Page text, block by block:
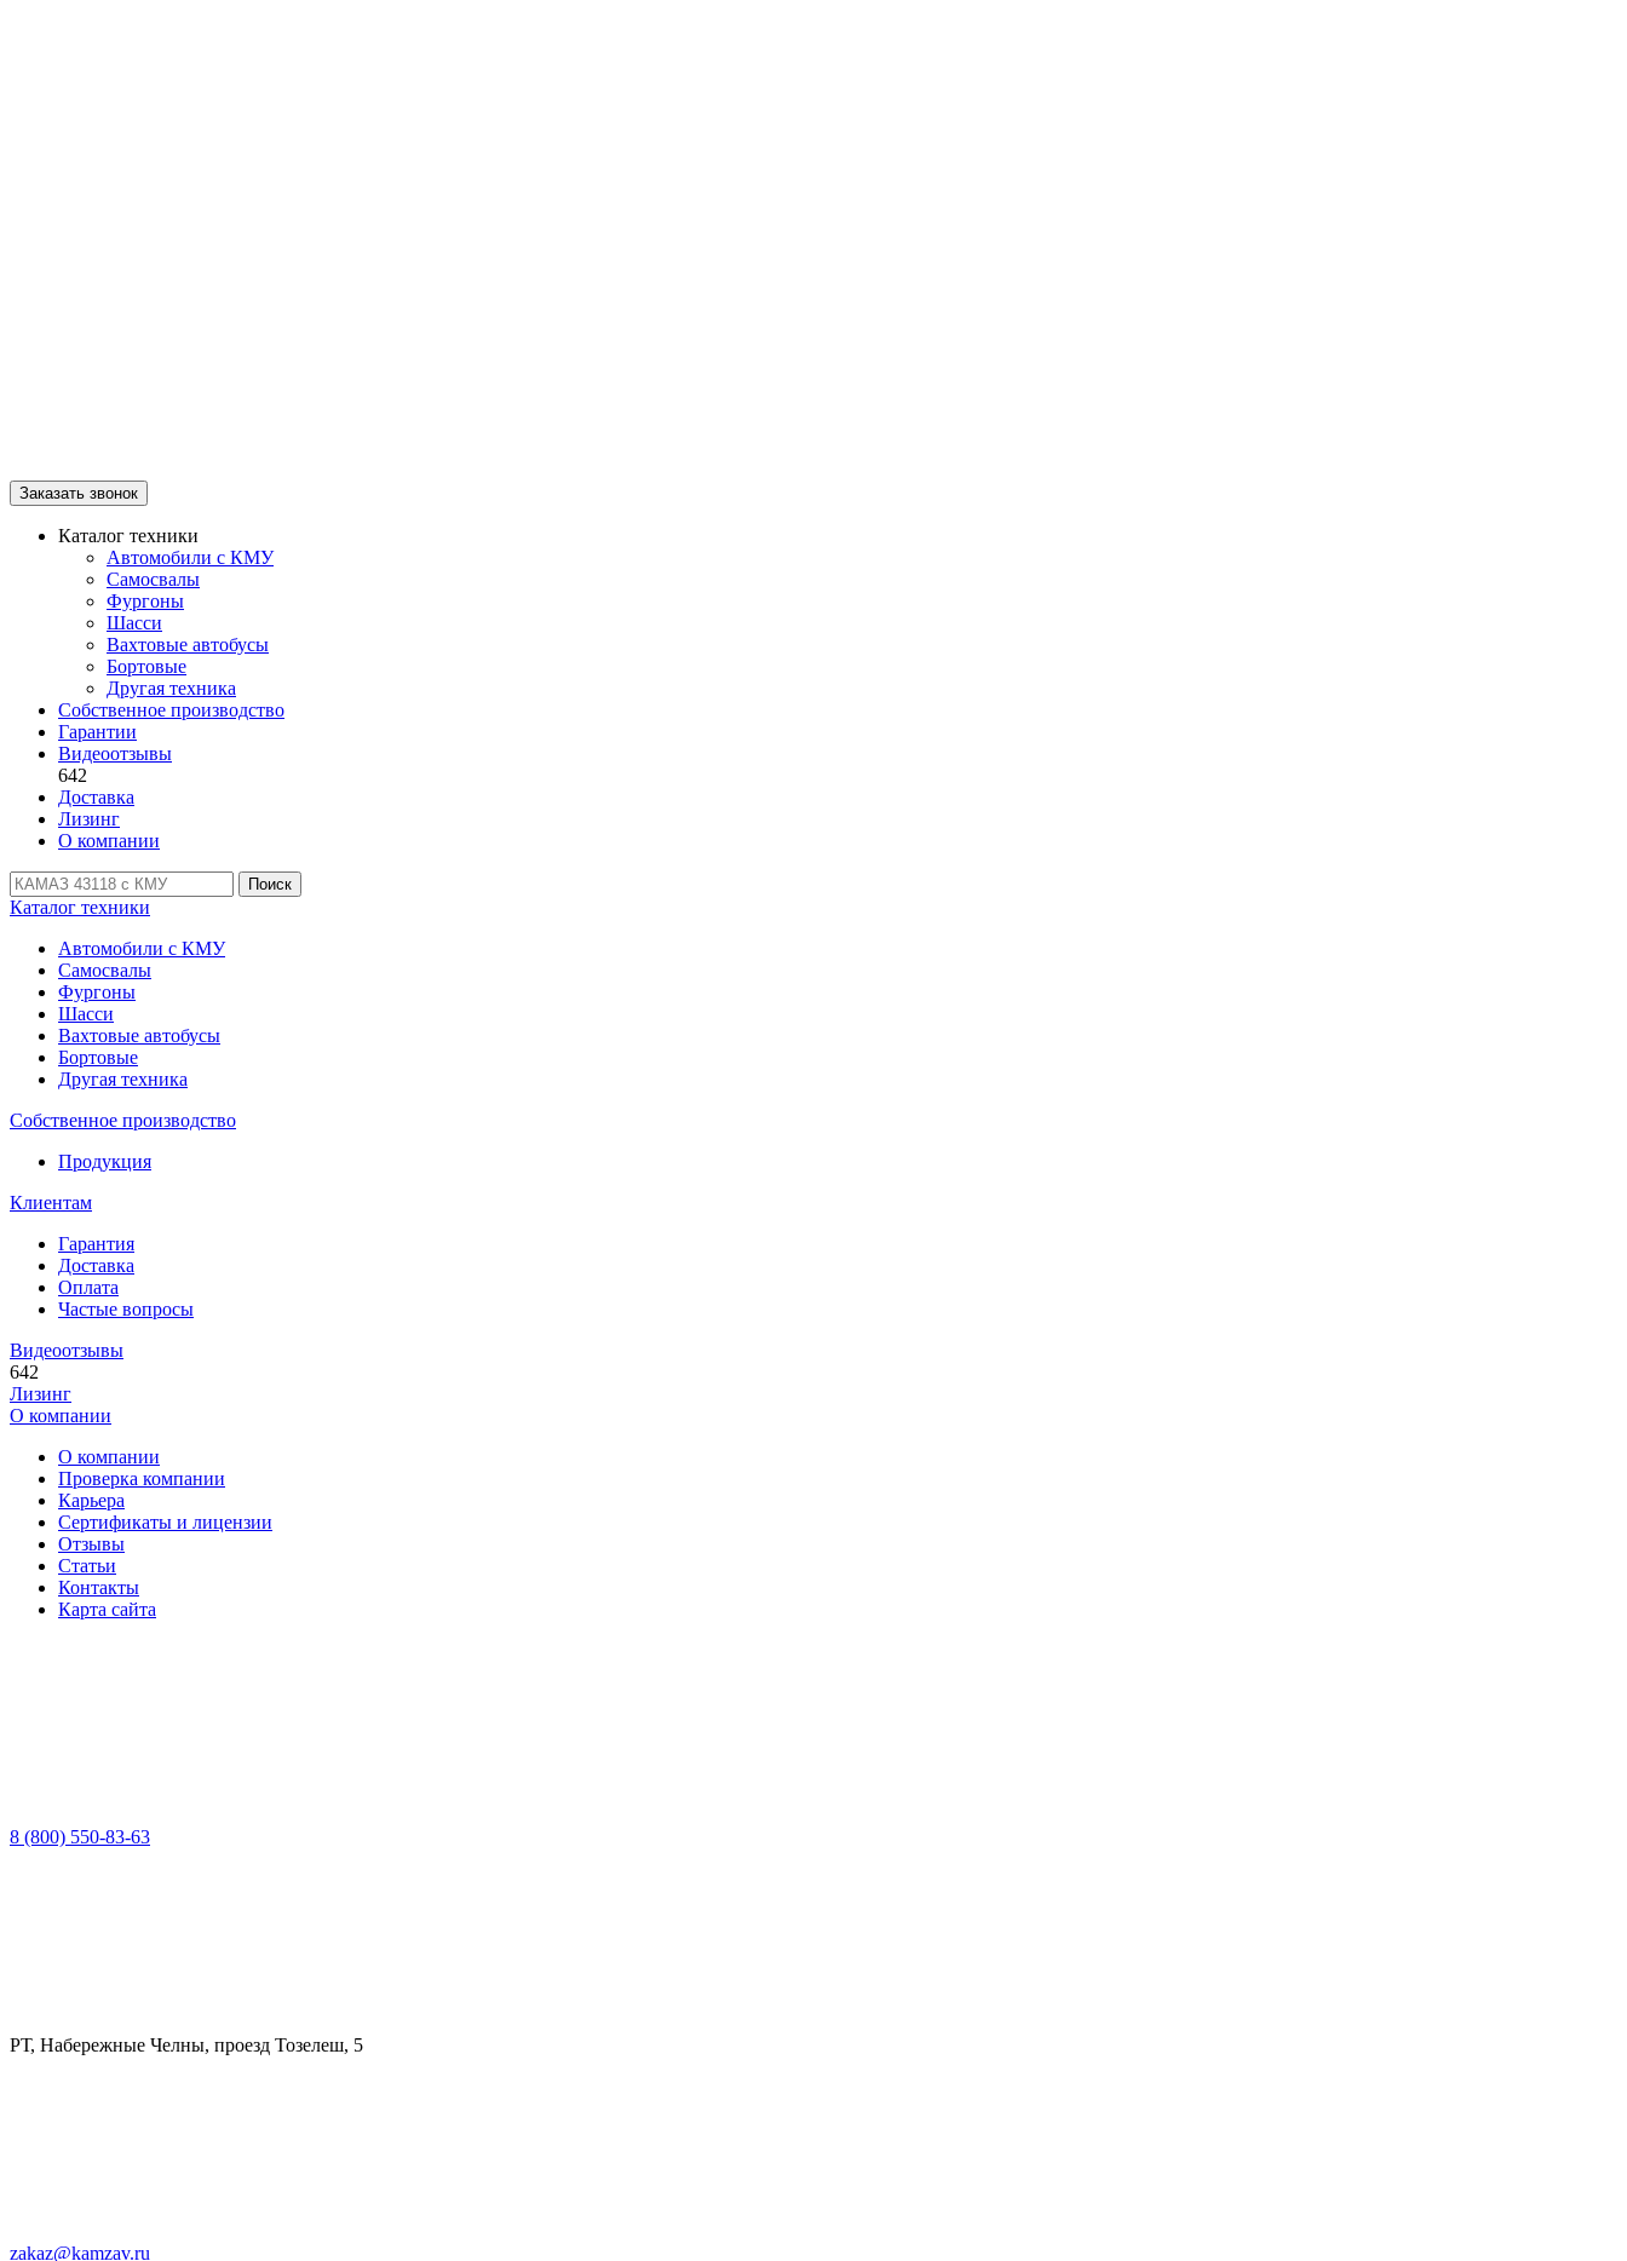
Заказать звонок
Каталог техники
Автомобили с КМУ
Самосвалы
Фургоны
Шасси
Вахтовые автобусы
Бортовые
Другая техника
Собственное производство
Гарантии
Видеоотзывы
642
Доставка
Лизинг
О компании
Поиск
Каталог техники
Автомобили с КМУ
Самосвалы
Фургоны
Шасси
Вахтовые автобусы
Бортовые
Другая техника
Собственное производство
Продукция
Клиентам
Гарантия
Доставка
Оплата
Частые вопросы
Видеоотзывы
642
Лизинг
О компании
О компании
Проверка компании
Карьера
Сертификаты и лицензии
Отзывы
Статьи
Контакты
Карта сайта
8 (800) 550-83-63
РТ, Набережные Челны, проезд Тозелеш, 5
zakaz@kamzav.ru